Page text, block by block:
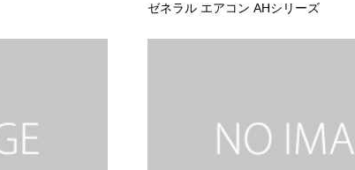
ゼネラル エアコン AHシリーズ